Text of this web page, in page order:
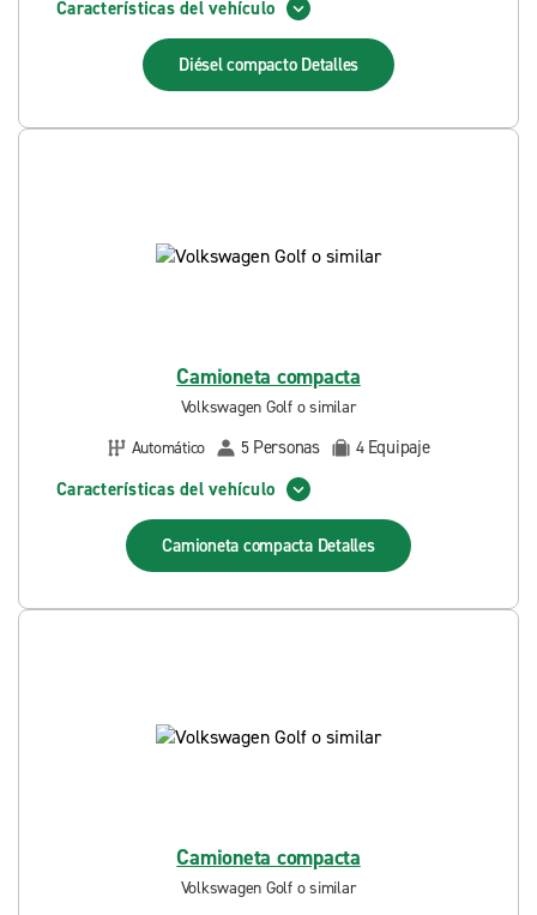
Características del vehículo
Diésel compacto Detalles
Camioneta compacta
Volkswagen Golf o similar
Automático
5 Personas 4 Equipaje
Características del vehículo
Camioneta compacta Detalles
Camioneta compacta
Volkswagen Golf o similar